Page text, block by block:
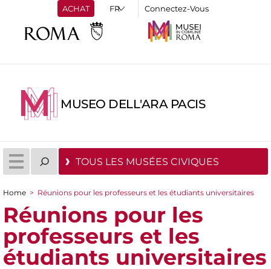
ACHAT Connectez-Vous
MUSEO DELL'ARA PACIS
TOUS LES MUSÉES CIVIQUES
You are here
Home > Réunions pour les professeurs et les étudiants universitaires
Réunions pour les
professeurs et les
étudiants universitaires